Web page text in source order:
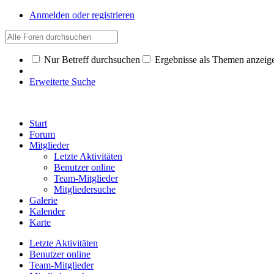
Anmelden oder registrieren
Nur Betreff durchsuchen Ergebnisse als Themen
Erweiterte Suche
Start
Forum
Mitglieder
Letzte Aktivitäten
Benutzer online
Team-Mitglieder
Mitgliedersuche
Galerie
Kalender
Karte
Letzte Aktivitäten
Benutzer online
Team-Mitglieder